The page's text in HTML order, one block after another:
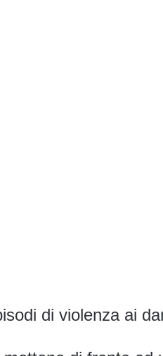
di violenza ai